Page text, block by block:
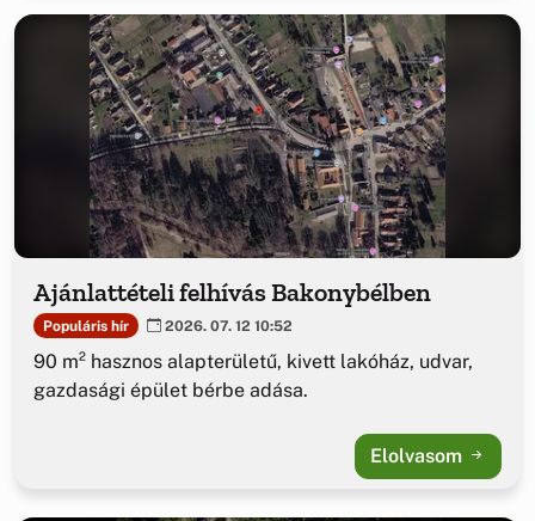
Ajánlattételi felhívás Bakonybélben
Populáris hír 2026. 07. 12 10:52
90 m² hasznos alapterületű, kivett lakóház, udvar,
gazdasági épület bérbe adása.
Elolvasom